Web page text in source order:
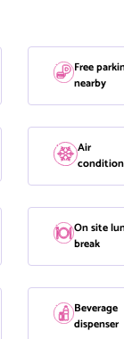
Free
nearby
Air
On site
break
Beverage
dispenser